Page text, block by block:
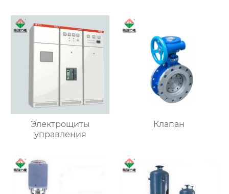
Электрощиты
управления
Клапан